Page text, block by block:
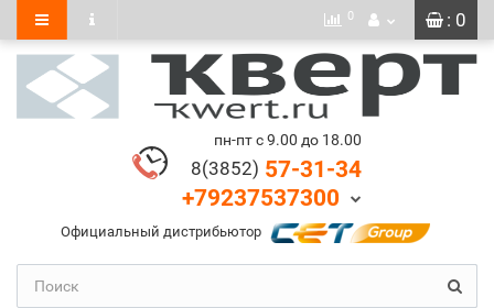
: 0
0
пн-пт с 9.00 до 18.00
8(3852) 57-31-34
+79237537300
Официальный дистрибьютор